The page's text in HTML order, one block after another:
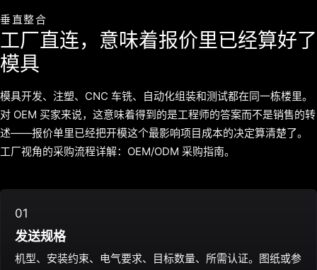
垂直整合
工厂直连，意味着报价里已经算好了
模具
模具开发、注塑、CNC 车铣、自动化组装和测试都在同一栋楼里。
对 OEM 买家来说，这意味着得到的是工程师的答案而不是销售的转
述——报价单里已经把开模这个最影响项目成本的决定算清楚了。
工厂视角的采购流程详解： OEM/ODM 采购指南。
01
发送规格
机型、安装约束、电气要求、目标数量、所需认证。图纸或参